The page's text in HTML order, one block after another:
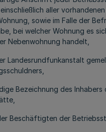
aller
sowie im Falle der
bei welcher Wohnung es
Nebenwohnung handelt,
Landesrundfunkanstalt
Bezeichnung des Inhabers
Beschäftigten der